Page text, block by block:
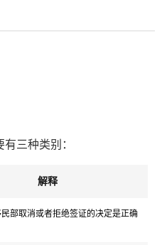
三种类别：
解释
部取消或者拒绝签证的决定是正确